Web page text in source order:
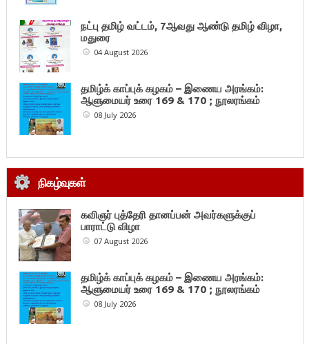
நட்பு தமிழ் வட்டம், 7ஆவது ஆண்டு தமிழ் விழா,
மதுரை
04 August 2026
தமிழ்க் காப்புக் கழகம் – இணைய அரங்கம்:
ஆளுமையர் உரை 169 & 170 ; நூலரங்கம்
08 July 2026
நிகழ்வுகள்
கவிஞர் புத்தேரி தானப்பன் அவர்களுக்குப்
பாராட்டு விழா
07 August 2026
தமிழ்க் காப்புக் கழகம் – இணைய அரங்கம்:
ஆளுமையர் உரை 169 & 170 ; நூலரங்கம்
08 July 2026